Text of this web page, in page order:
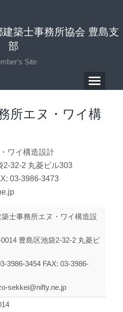
築士事務所協会 豊島支
部
Site
所エヌ・ワイ構
ワイ構造設計
2-32-2 丸菱ビル303
03-3986-3473
士事務所エヌ・ワイ構造設
豊島区池袋2-32-2 丸菱ビ
3986-3454 FAX: 03-3986-
sekkei@nifty.ne.jp